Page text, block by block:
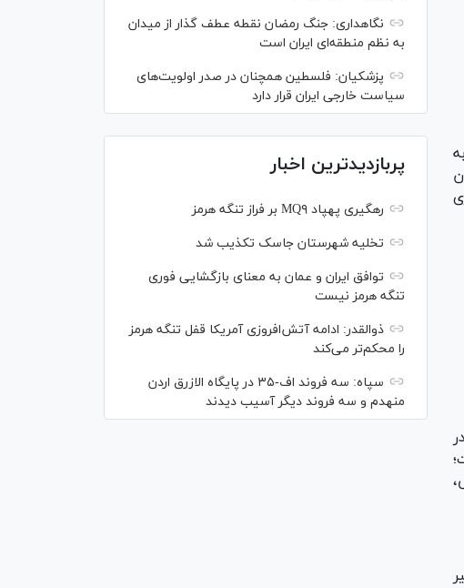
نگاهداری: جنگ رمضان نقطه عطف گذار از میدان
به نظم منطقه‌ای ایران است
پزشکیان: فلسطین همچنان در صدر اولویت‌های
سیاست خارجی ایران قرار دارد
پربازدیدترین اخبار
رهگیری پهپاد MQ۹ بر فراز تنگه هرمز
تخلیه شهرستان جاسک تکذیب شد
توافق ایران و عمان به معنای بازگشایی فوری
تنگه هرمز نیست
ذوالقدر: ادامه آتش‌افروزی آمریکا قفل تنگه هرمز
را محکم‌تر می‌کند
سپاه: سه فروند اف-۳۵ در پایگاه الازرق اردن
منهدم و سه فروند دیگر آسیب دیدند